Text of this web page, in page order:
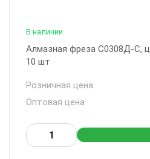
В наличии
Алмазная фреза С0308Д-С,
10 шт
Розничная цена
Оптовая цена